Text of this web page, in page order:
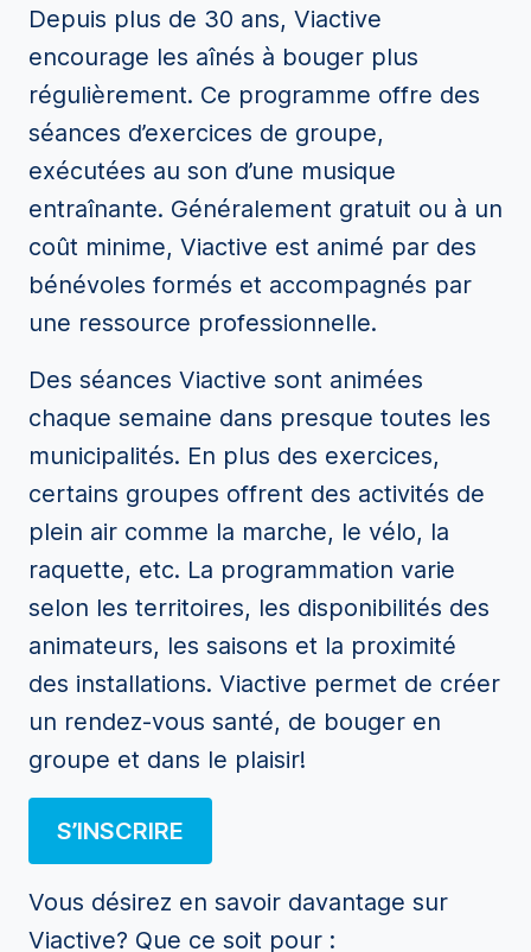
Depuis plus de 30 ans, Viactive
encourage les aînés à bouger plus
régulièrement. Ce programme offre des
séances d’exercices de groupe,
exécutées au son d’une musique
entraînante. Généralement gratuit ou à un
coût minime, Viactive est animé par des
bénévoles formés et accompagnés par
une ressource professionnelle.
Des séances Viactive sont animées
chaque semaine dans presque toutes les
municipalités. En plus des exercices,
certains groupes offrent des activités de
plein air comme la marche, le vélo, la
raquette, etc. La programmation varie
selon les territoires, les disponibilités des
animateurs, les saisons et la proximité
des installations. Viactive permet de créer
un rendez-vous santé, de bouger en
groupe et dans le plaisir!
S’INSCRIRE
Vous désirez en savoir davantage sur
Viactive? Que ce soit pour :